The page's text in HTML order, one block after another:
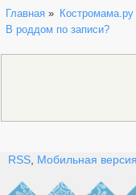
Главная » Костромама.ру
В роддом по записи?
RSS Мобильная версия